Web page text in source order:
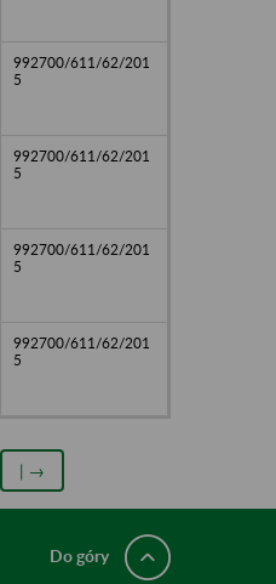
992700/611/62/201
5
992700/611/62/201
5
992700/611/62/201
5
992700/611/62/201
5
| →
Do góry